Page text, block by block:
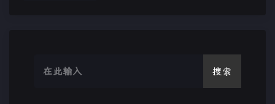
搜索